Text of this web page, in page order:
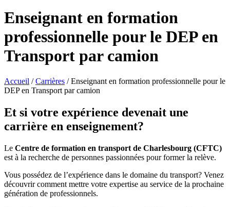
Enseignant en formation
professionnelle pour le DEP en
Transport par camion
Accueil /Carrières /Enseignant en formation professionnelle pour le
DEP en Transport par camion
Et si votre expérience devenait une
carrière en enseignement?
Le Centre de formation en transport de Charlesbourg (CFTC)
est à la recherche de personnes passionnées pour former la relève.
Vous possédez de l’expérience dans le domaine du transport? Venez
découvrir comment mettre votre expertise au service de la prochaine
génération de professionnels.